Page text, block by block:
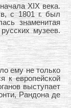
XIX века.
с 1801 г. был
знаменитая
музеев.
ему не только
к европейской
выступает
Рандона де